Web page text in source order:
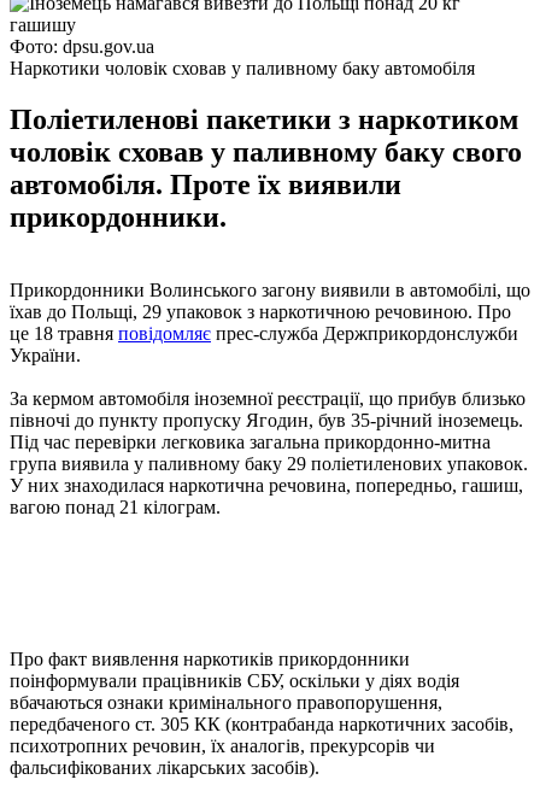
Фото: dpsu.gov.ua
Наркотики чоловік сховав у паливному баку автомобіля
Поліетиленові пакетики з наркотиком
чоловік сховав у паливному баку свого
автомобіля. Проте їх виявили
прикордонники.
Прикордонники Волинського загону виявили в автомобілі, що
їхав до Польщі, 29 упаковок з наркотичною речовиною. Про
це 18 травня повідомляє прес-служба Держприкордонслужби
України.
За кермом автомобіля іноземної реєстрації, що прибув близько
півночі до пункту пропуску Ягодин, був 35-річний іноземець.
Під час перевірки легковика загальна прикордонно-митна
група виявила у паливному баку 29 поліетиленових упаковок.
У них знаходилася наркотична речовина, попередньо, гашиш,
вагою понад 21 кілограм.
Про факт виявлення наркотиків прикордонники
поінформували працівників СБУ, оскільки у діях водія
вбачаються ознаки кримінального правопорушення,
передбаченого ст. 305 КК (контрабанда наркотичних засобів,
психотропних речовин, їх аналогів, прекурсорів чи
фальсифікованих лікарських засобів).